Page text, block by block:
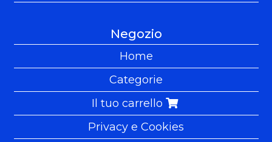
Negozio
Home
Categorie
Il tuo carrello
Privacy e Cookies